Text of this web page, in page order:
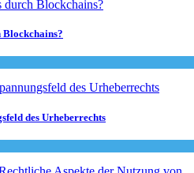
Blockchains?
des Urheberrechts